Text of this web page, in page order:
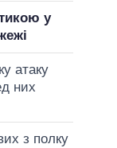
у
атаку
них
з полку